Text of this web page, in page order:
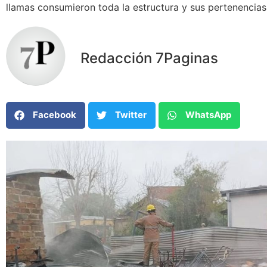
llamas consumieron toda la estructura y sus
Redacción 7Paginas
Facebook Twitter WhatsApp